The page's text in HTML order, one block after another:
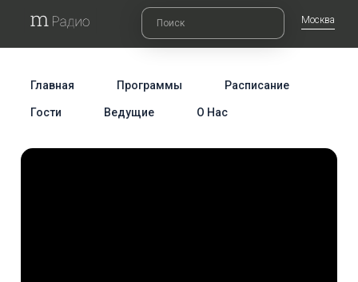
Москва
Главная Программы Расписание
Гости Ведущие О Нас